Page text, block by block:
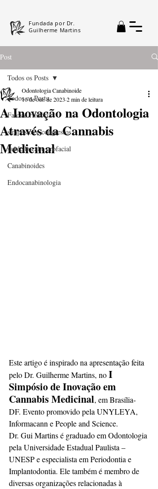
Fundada por Dr.
Guilherme Martins
Post
Todos os Posts
Fatos e História
simpósios e congressos
saúde bucal e orofacial
Canabinoides
Endocanabinologia
Todos os Posts
A Inovação na Odontologia
Através da Cannabis
Medicinal
Odontologia Canabinoide
10 de out. de 2023 2 min de leitura
Este artigo é inspirado na apresentação feita
pelo Dr. Guilherme Martins, no I
Simpósio de Inovação em
Cannabis Medicinal, em Brasília-
DF. Evento promovido pela UNYLEYA,
Informacann e People and Science.
Dr. Gui Martins é graduado em Odontologia
pela Universidade Estadual Paulista –
UNESP e especialista em Periodontia e
Implantodontia. Ele também é membro de
diversas organizações relacionadas à